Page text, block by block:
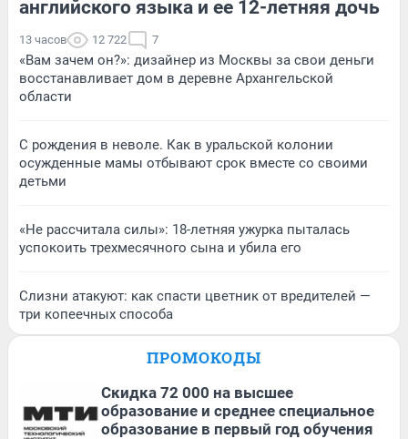
английского языка и ее 12-летняя дочь
13 часов 12 722 7
«Вам зачем он?»: дизайнер из Москвы за свои деньги
восстанавливает дом в деревне Архангельской
области
С рождения в неволе. Как в уральской колонии
осужденные мамы отбывают срок вместе со своими
детьми
«Не рассчитала силы»: 18-летняя ужурка пыталась
успокоить трехмесячного сына и убила его
Слизни атакуют: как спасти цветник от вредителей —
три копеечных способа
ПРОМОКОДЫ
Скидка 72 000 на высшее
образование и среднее специальное
образование в первый год обучения